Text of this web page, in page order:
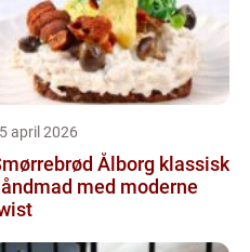
april 2026
Ålborg klassisk
med moderne